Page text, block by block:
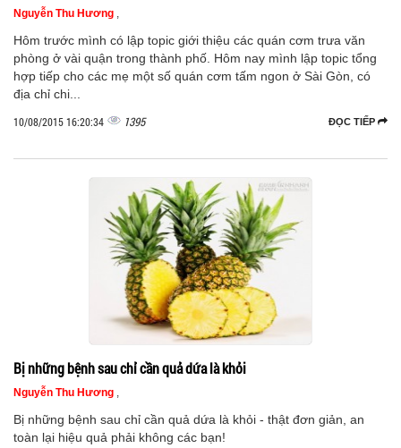
Nguyễn Thu Hương ,
Hôm trước mình có lập topic giới thiệu các quán cơm trưa văn
phòng ở vài quận trong thành phố. Hôm nay mình lập topic tổng
hợp tiếp cho các mẹ một số quán cơm tấm ngon ở Sài Gòn, có
địa chỉ chi...
ĐỌC TIẾP
10/08/2015 16:20:34 1395
Bị những bệnh sau chỉ cần quả dứa là khỏi
Nguyễn Thu Hương ,
Bị những bệnh sau chỉ cần quả dứa là khỏi - thật đơn giản, an
toàn lại hiệu quả phải không các bạn!